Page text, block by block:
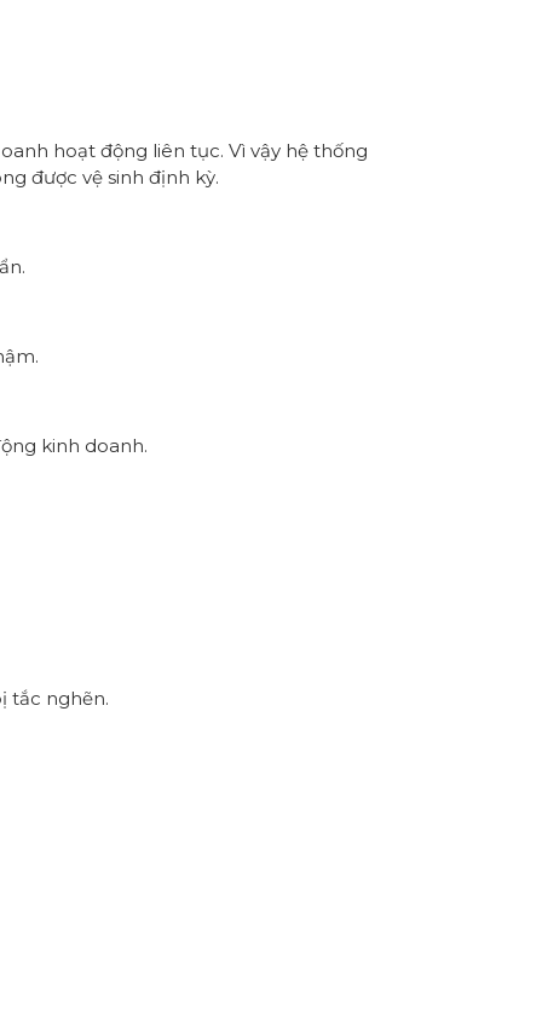
hoạt động liên tục. Vì vậy hệ thống
được vệ sinh định kỳ.
kinh doanh.
tắc nghẽn.